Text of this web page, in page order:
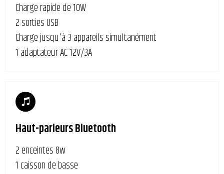
Charge rapide de 10W
2 sorties USB
Charge jusqu'à 3 appareils simultanément
1 adaptateur AC 12V/3A
Haut-parleurs Bluetooth
2 enceintes 8w
1 caisson de basse